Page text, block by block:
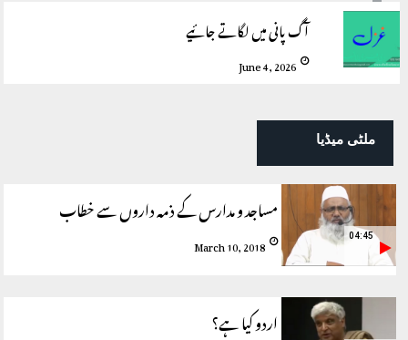
آگ پانی میں لگاتے جائیے
June 4, 2026
ملٹی میڈیا
مساجد و مدارس کے ذمہ داروں سے خطاب
March 10, 2018 04:45
اردو کیا ہے؟